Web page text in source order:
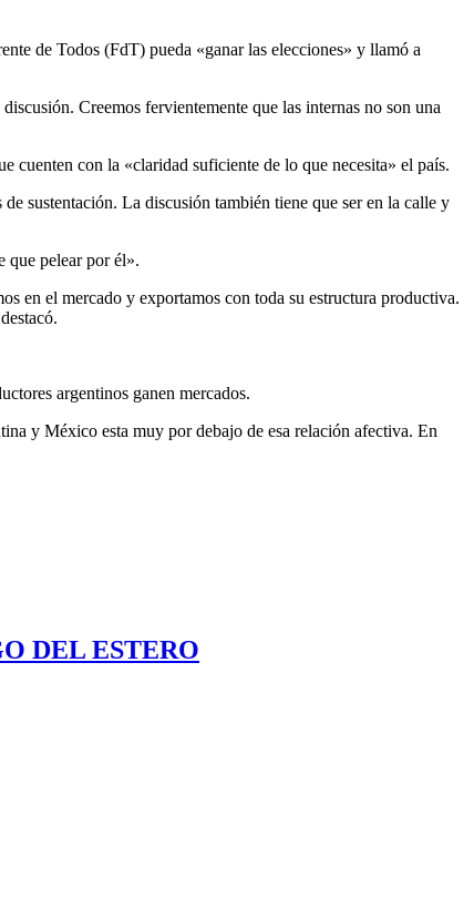
de Todos (FdT) pueda «ganar las elecciones» y llamó a
Creemos fervientemente que las internas no son una
cuenten con la «claridad suficiente de lo que necesita» el país.
sustentación. La discusión también tiene que ser en la calle y
que pelear por él».
en el mercado y exportamos con toda su estructura productiva.
argentinos ganen mercados.
y México esta muy por debajo de esa relación afectiva. En
DEL ESTERO